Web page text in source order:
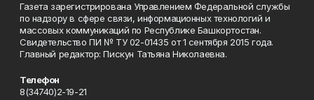
Газета зарегистрирована Управлением Федеральной службы
по надзору в сфере связи, информационных технологий и
массовых коммуникаций по Республике Башкортостан.
Свидетельство ПИ № ТУ 02-01435 от 1 сентября 2015 года.
Главный редактор: Пискун Татьяна Николаевна.
Телефон
8(34740)2-19-21